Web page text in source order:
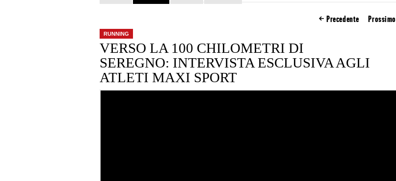
Precedente Prossimo
RUNNING
VERSO LA 100 CHILOMETRI DI
SEREGNO: INTERVISTA ESCLUSIVA AGLI
ATLETI MAXI SPORT